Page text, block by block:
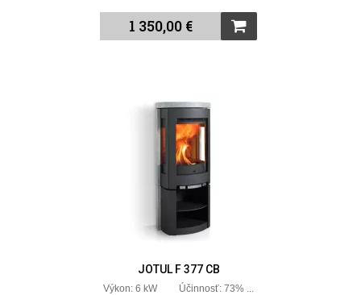
1 350,00 €
JOTUL F 377 CB
Výkon: 6 kW Účinnosť: 73% ...